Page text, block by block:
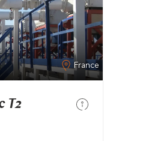
France
T2